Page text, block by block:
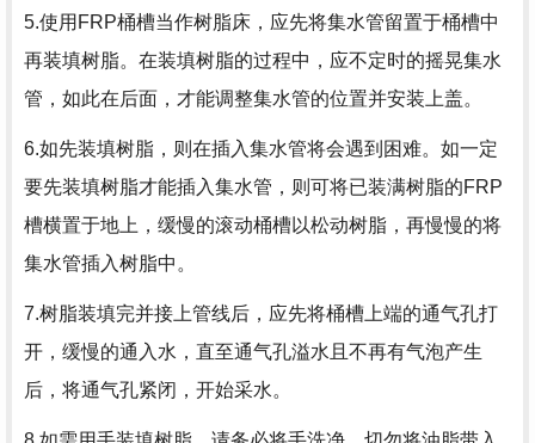
5.使用FRP桶槽当作树脂床，应先将集水管留置于桶槽中
再装填树脂。在装填树脂的过程中，应不定时的摇晃集水
管，如此在后面，才能调整集水管的位置并安装上盖。
6.如先装填树脂，则在插入集水管将会遇到困难。如一定
要先装填树脂才能插入集水管，则可将已装满树脂的FRP
槽横置于地上，缓慢的滚动桶槽以松动树脂，再慢慢的将
集水管插入树脂中。
7.树脂装填完并接上管线后，应先将桶槽上端的通气孔打
开，缓慢的通入水，直至通气孔溢水且不再有气泡产生
后，将通气孔紧闭，开始采水。